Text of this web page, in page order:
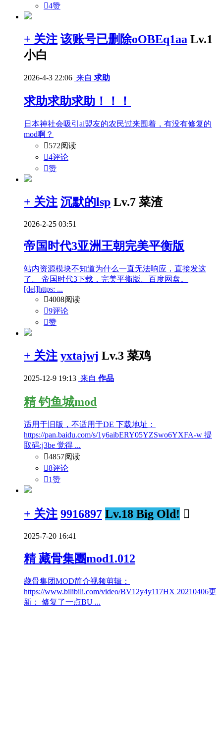
4赞
+ 关注 该账号已删除oOBEq1aa Lv.1
小白
2026-4-3 22:06 来自 求助
求助求助求助！！！
日本神社会吸引ai盟友的农民过来围着，有没有修复的
mod啊？
572阅读
4评论
赞
+ 关注 沉默的lsp Lv.7 菜渣
2026-2-25 03:51
帝国时代3亚洲王朝完美平衡版
站内资源模块不知道为什么一直无法响应，直接发这
了。 帝国时代3下载，完美平衡版。百度网盘。
[del]https: ...
4008阅读
9评论
赞
+ 关注 yxtajwj Lv.3 菜鸡
2025-12-9 19:13 来自 作品
精钓鱼城mod
适用于旧版，不适用于DE 下载地址：
https://pan.baidu.com/s/1y6aibERY05YZSwo6YXFA-w 提
取码:j3be 觉得 ...
4857阅读
8评论
1赞
+ 关注 9916897 Lv.18 Big Old! 
2025-7-20 16:41
精藏骨集團mod1.012
藏骨集团MOD简介视频剪辑：
https://www.bilibili.com/video/BV12y4y117HX 20210406更
新： 修复了一点BU ...